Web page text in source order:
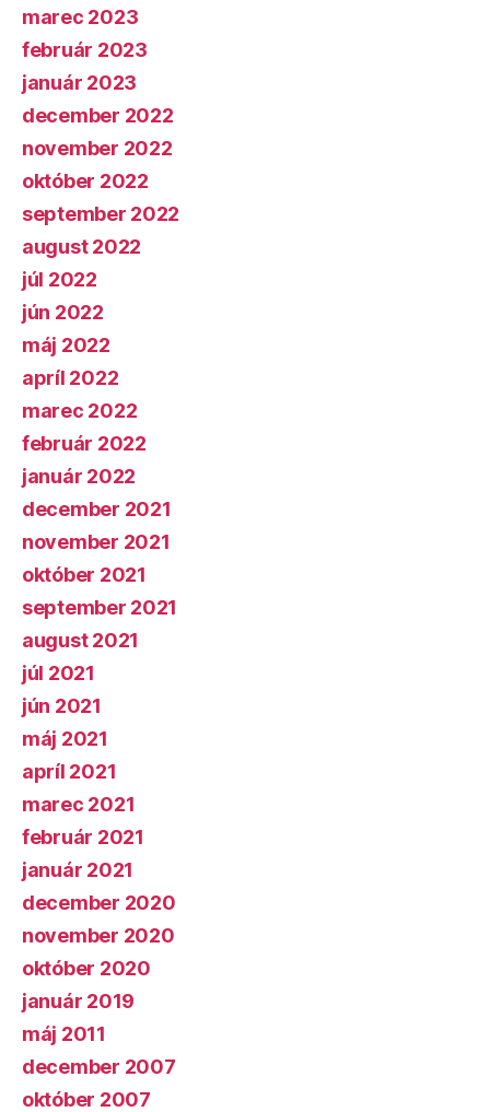
marec 2023
február 2023
január 2023
december 2022
november 2022
október 2022
september 2022
august 2022
júl 2022
jún 2022
máj 2022
apríl 2022
marec 2022
február 2022
január 2022
december 2021
november 2021
október 2021
september 2021
august 2021
júl 2021
jún 2021
máj 2021
apríl 2021
marec 2021
február 2021
január 2021
december 2020
november 2020
október 2020
január 2019
máj 2011
december 2007
október 2007